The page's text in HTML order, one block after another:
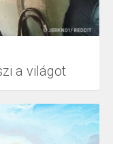
a világot